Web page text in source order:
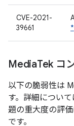
CVE-2021-
39661
*
MediaTek コ
以下の脆弱性は
す。詳細につい
題の重大度の評
です。